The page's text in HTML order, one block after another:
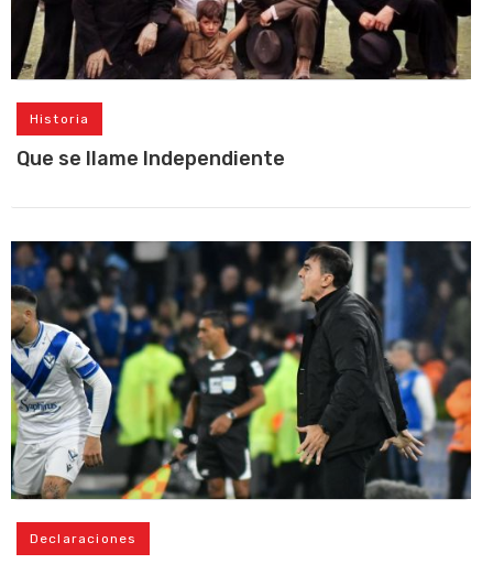
Historia
Que se llame Independiente
Declaraciones